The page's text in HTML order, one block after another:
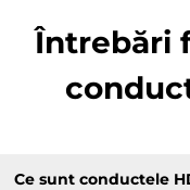
Întrebări
Ce sunt conductele